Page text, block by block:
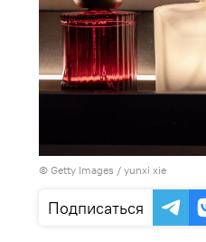
© Getty Images / yunxi xie
Подписаться